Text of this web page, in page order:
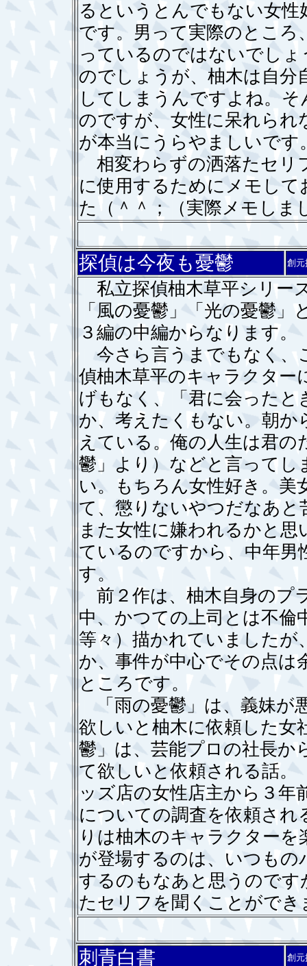
るというとんでもない女
です。男って実際のところ
っているのではないでし
のでしょうが、柚木は自分
してしまうんですよね。
のですが、女性に呆れられ
が本当にうらやましいです
相変わらずの洒落たセリ
に使用するためにメモし
た（＾＾；（実際メモしま
探偵は今夜も憂鬱 創元
私立探偵柚木草平シリー
「風の憂鬱」「光の憂鬱
３編の中編からなります。
今さら言うまでもなく、
偵柚木草平のキャラクター
げもなく、「君に会った
か、考えたくもない。朝
えている。俺の人生は君
鬱」より）などと言ってし
い。もちろん女性好き。
て、懲りないやつだなあ
また女性に嫌われるかと
ているのですから、中年
す。
前２作は、柚木自身のプ
中、かつての上司とは不倫
等々）描かれていました
か、事件が中心でその点
ところです。
「雨の憂鬱」は、義妹が
欲しいと柚木に依頼した女
鬱」は、芸能プロの社長か
て欲しいと依頼される話。
ッズ店の女性店主から３
についての調査を依頼さ
りは柚木のキャラクター
が登場するのは、いつも
するのもなあと思うのです
たセリフを聞くことができ
刺青白書 創元